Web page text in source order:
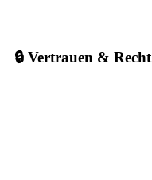
🔒 Vertrauen & Recht